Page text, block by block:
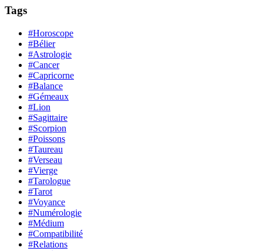
Tags
#Horoscope
#Bélier
#Astrologie
#Cancer
#Capricorne
#Balance
#Gémeaux
#Lion
#Sagittaire
#Scorpion
#Poissons
#Taureau
#Verseau
#Vierge
#Tarologue
#Tarot
#Voyance
#Numérologie
#Médium
#Compatibilité
#Relations